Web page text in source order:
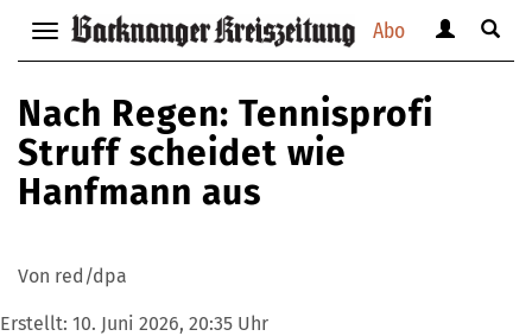
Abo
Navigation
anzeigen
verbergen
anzeigen
Suche
Nach Regen: Tennisprofi
Struff scheidet wie
Hanfmann aus
Von red/dpa
Erstellt: 10. Juni 2026, 20:35 Uhr